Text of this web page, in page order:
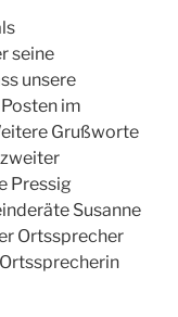
seine
unsere
im
Grußworte
Pressig
Susanne
Ortssprecher